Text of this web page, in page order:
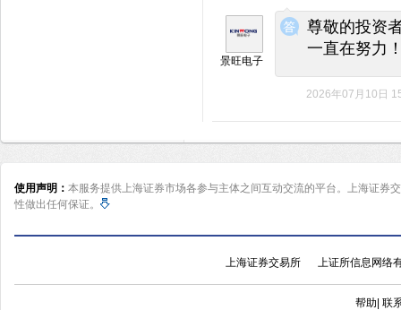
◆
◆
景旺电子
尊敬的投资
一直在努力
2026年07月10日
使用声明： 本服务提供上海证券市场各参与主体之间互动交流的平台。上海证券
性做出任何保证。
上海证券交易所 上证所信息网络
帮助 联